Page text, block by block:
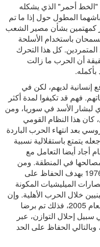
"الخط أحمر" الذي يشكله
المطول حول إذا ما تم
كمهتمين بشأن مصير الشعب
باستخدام الأسلحة
كل هذا التحرك
أن الحرب ما زالت
إنسانية لديهم، لكن في
فهم قد تكيفوا لمدة أكثر
لبشار الأسد في سوريا، ومن
كان هذا النظام القومي
بعد انتهاء الحرب الباردة
يتمتع باستقلالية نسبية
أجاد أيضا التعامل مع
لمصالحها في المنطقة. ومن
أهمها تدخله في لبنان ابتداء من عام 1976 بهدف الحفاظ على
الميليشيات المكونة
خلال الحرب الأهلية. وإن
تمكن من ابقاء قواته في لبنان حتى العام 2005، فذلك تم برضا
سبيل إحلال التوازن، عبر
الحفاظ على الحد